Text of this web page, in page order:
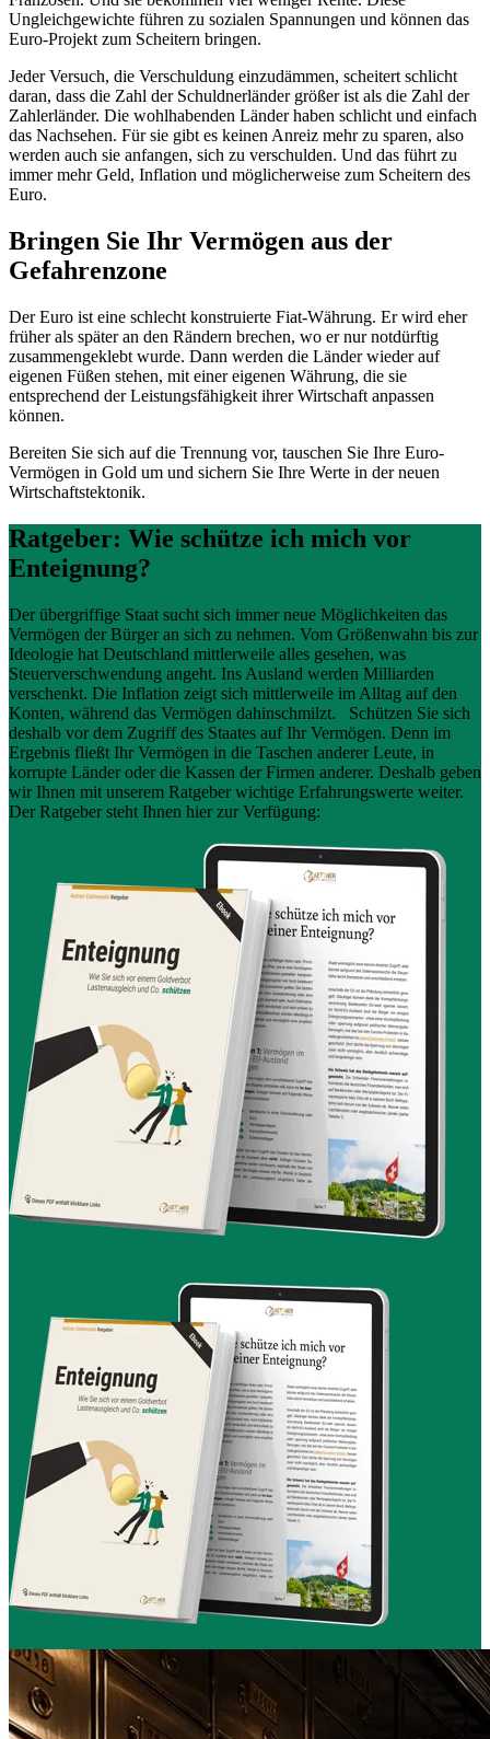
Ungleichgewichte führen zu sozialen Spannungen und können das
Euro-Projekt zum Scheitern bringen.
Jeder Versuch, die Verschuldung einzudämmen, scheitert schlicht
daran, dass die Zahl der Schuldnerländer größer ist als die Zahl der
Zahlerländer. Die wohlhabenden Länder haben schlicht und einfach
das Nachsehen. Für sie gibt es keinen Anreiz mehr zu sparen, also
werden auch sie anfangen, sich zu verschulden. Und das führt zu
immer mehr Geld, Inflation und möglicherweise zum Scheitern des
Euro.
Bringen Sie Ihr Vermögen aus der
Gefahrenzone
Der Euro ist eine schlecht konstruierte Fiat-Währung. Er wird eher
früher als später an den Rändern brechen, wo er nur notdürftig
zusammengeklebt wurde. Dann werden die Länder wieder auf
eigenen Füßen stehen, mit einer eigenen Währung, die sie
entsprechend der Leistungsfähigkeit ihrer Wirtschaft anpassen
können.
Bereiten Sie sich auf die Trennung vor, tauschen Sie Ihre Euro-
Vermögen in Gold um und sichern Sie Ihre Werte in der neuen
Wirtschaftstektonik.
Ratgeber: Wie schütze ich mich vor
Enteignung?
Der übergriffige Staat sucht sich immer neue Möglichkeiten das
Vermögen der Bürger an sich zu nehmen. Vom Größenwahn bis zur
Ideologie hat Deutschland mittlerweile alles gesehen, was
Steuerverschwendung angeht. Ins Ausland werden Milliarden
verschenkt. Die Inflation zeigt sich mittlerweile im Alltag auf den
Konten, während das Vermögen dahinschmilzt. Schützen Sie sich
deshalb vor dem Zugriff des Staates auf Ihr Vermögen. Denn im
Ergebnis fließt Ihr Vermögen in die Taschen anderer Leute, in
korrupte Länder oder die Kassen der Firmen anderer. Deshalb geben
wir Ihnen mit unserem Ratgeber wichtige Erfahrungswerte weiter.
Der Ratgeber steht Ihnen hier zur Verfügung: